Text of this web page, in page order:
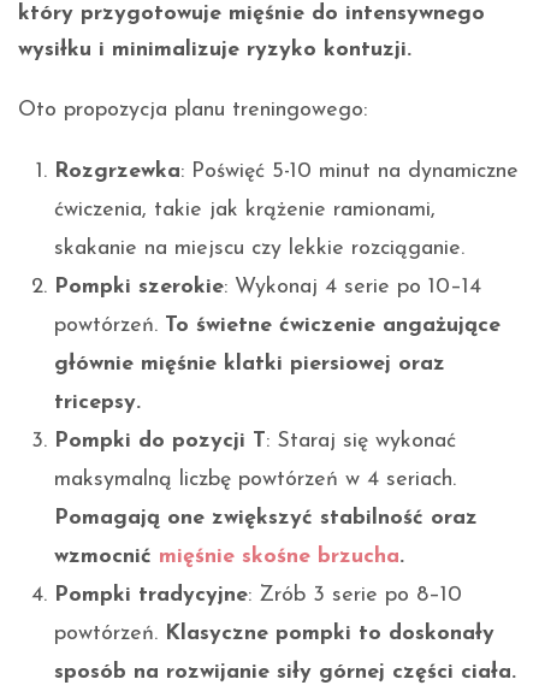
który przygotowuje mięśnie do intensywnego
wysiłku i minimalizuje ryzyko kontuzji.
Oto propozycja planu treningowego:
Rozgrzewka: Poświęć 5-10 minut na dynamiczne
ćwiczenia, takie jak krążenie ramionami,
skakanie na miejscu czy lekkie rozciąganie.
Pompki szerokie: Wykonaj 4 serie po 10–14
powtórzeń. To świetne ćwiczenie angażujące
głównie mięśnie klatki piersiowej oraz
tricepsy.
Pompki do pozycji T: Staraj się wykonać
maksymalną liczbę powtórzeń w 4 seriach.
Pomagają one zwiększyć stabilność oraz
wzmocnić mięśnie skośne brzucha.
Pompki tradycyjne: Zrób 3 serie po 8–10
powtórzeń. Klasyczne pompki to doskonały
sposób na rozwijanie siły górnej części ciała.